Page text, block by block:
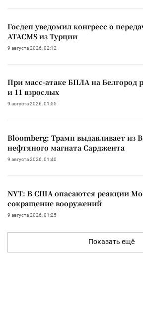
Госдеп уведомил конгресс о
ATACMS из Турции
9 августа 2026, 02:12
При масс-атаке БПЛА на Белгород
и 11 взрослых
9 августа 2026, 01:55
Bloomberg: Трамп выдавливает из
нефтяного магната Сарджента
9 августа 2026, 01:40
NYT: В США опасаются реакции
сокращение вооружений
9 августа 2026, 01:25
Показать ещё